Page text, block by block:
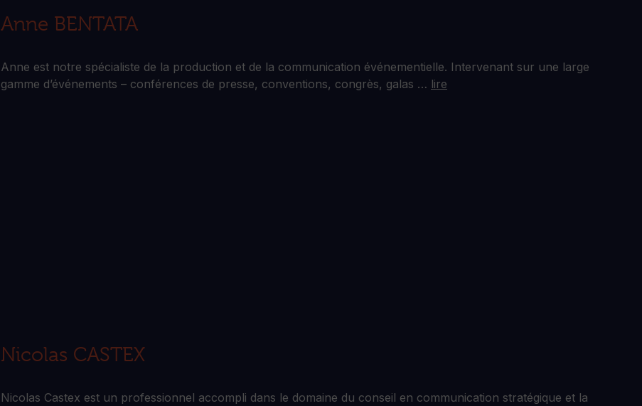
Anne BENTATA
Anne est notre spécialiste de la production et de la communication événementielle. Intervenant sur une large
gamme d’événements – conférences de presse, conventions, congrès, galas … lire
Nicolas CASTEX
Nicolas Castex est un professionnel accompli dans le domaine du conseil en communication stratégique et la